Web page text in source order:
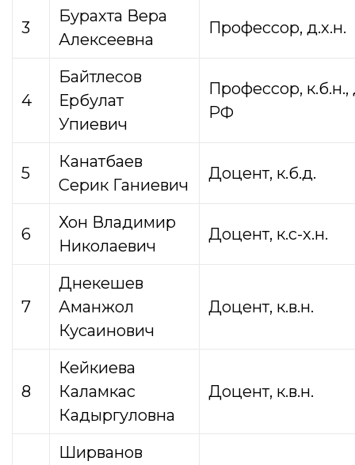
3
Бурахта Вера
Алексеевна
Профессор, д.х.н.
4
Байтлесов
Ербулат
Упиевич
Профессор, к.б.н.,
РФ
5
Канатбаев
Серик Ганиевич
Доцент, к.б.д.
6
Хон Владимир
Николаевич
Доцент, к.с-х.н.
7
Днекешев
Аманжол
Кусаинович
Доцент, к.в.н.
8
Кейкиева
Каламкас
Кадыргуловна
Доцент, к.в.н.
Ширванов